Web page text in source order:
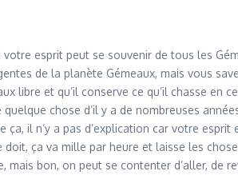
votre esprit peut se souvenir de tous les
de la planète Gémeaux, mais vous
libre et qu’il conserve ce qu’il chasse en
chose d’il y a de nombreuses
ça, il n’y a pas d’explication car votre
ça va mille par heure et laisse les
mais bon, on peut se contenter d’aller, de